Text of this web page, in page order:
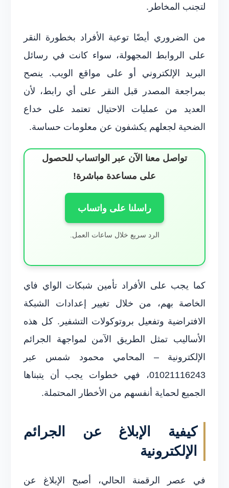
لتجنب المخاطر.
من الضروري أيضًا توعية الأفراد بخطورة النقر
على الروابط المجهولة، سواء كانت في رسائل
البريد الإلكتروني أو على مواقع الويب. ينصح
بمراجعة المصدر قبل النقر على أي رابط، لأن
العديد من عمليات الاحتيال تعتمد على خداع
الضحية لجعلهم يكشفون عن معلومات حساسة.
تواصل معنا الآن عبر الواتساب للحصول
على مساعدة مباشرة!
راسلنا على واتساب
الرد سريع خلال ساعات العمل.
كما يجب على الأفراد تأمين شبكات الواي فاي
الخاصة بهم، من خلال تغيير إعدادات الشبكة
الافتراضية وتفعيل بروتوكولات التشفير. كل هذه
الأساليب تمثل الطريق الآمن لمواجهة الجرائم
الإلكترونية – المحامي محمود شمس عبر
01021116243، فهي خطوات يجب أن يتبناها
الجميع لحماية أنفسهم من الأخطار المحتملة.
كيفية الإبلاغ عن الجرائم
الإلكترونية
في عصر الرقمنة الحالي، أصبح الإبلاغ عن